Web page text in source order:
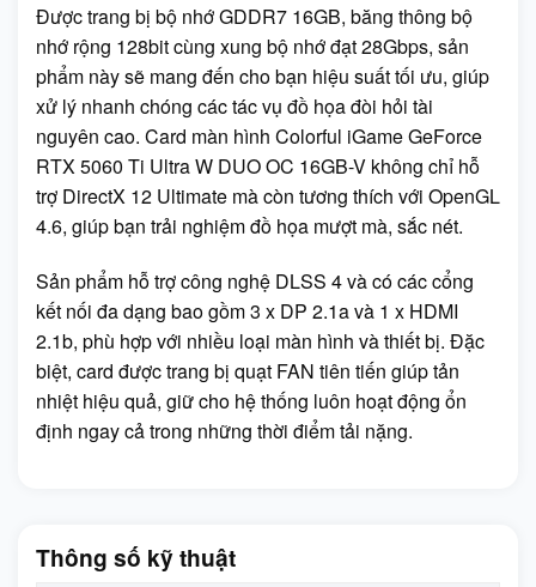
Được trang bị bộ nhớ GDDR7 16GB, băng thông bộ
nhớ rộng 128bit cùng xung bộ nhớ đạt 28Gbps, sản
phẩm này sẽ mang đến cho bạn hiệu suất tối ưu, giúp
xử lý nhanh chóng các tác vụ đồ họa đòi hỏi tài
nguyên cao. Card màn hình Colorful iGame GeForce
RTX 5060 Ti Ultra W DUO OC 16GB-V không chỉ hỗ
trợ DirectX 12 Ultimate mà còn tương thích với OpenGL
4.6, giúp bạn trải nghiệm đồ họa mượt mà, sắc nét.
Sản phẩm hỗ trợ công nghệ DLSS 4 và có các cổng
kết nối đa dạng bao gồm 3 x DP 2.1a và 1 x HDMI
2.1b, phù hợp với nhiều loại màn hình và thiết bị. Đặc
biệt, card được trang bị quạt FAN tiên tiến giúp tản
nhiệt hiệu quả, giữ cho hệ thống luôn hoạt động ổn
định ngay cả trong những thời điểm tải nặng.
Thông số kỹ thuật